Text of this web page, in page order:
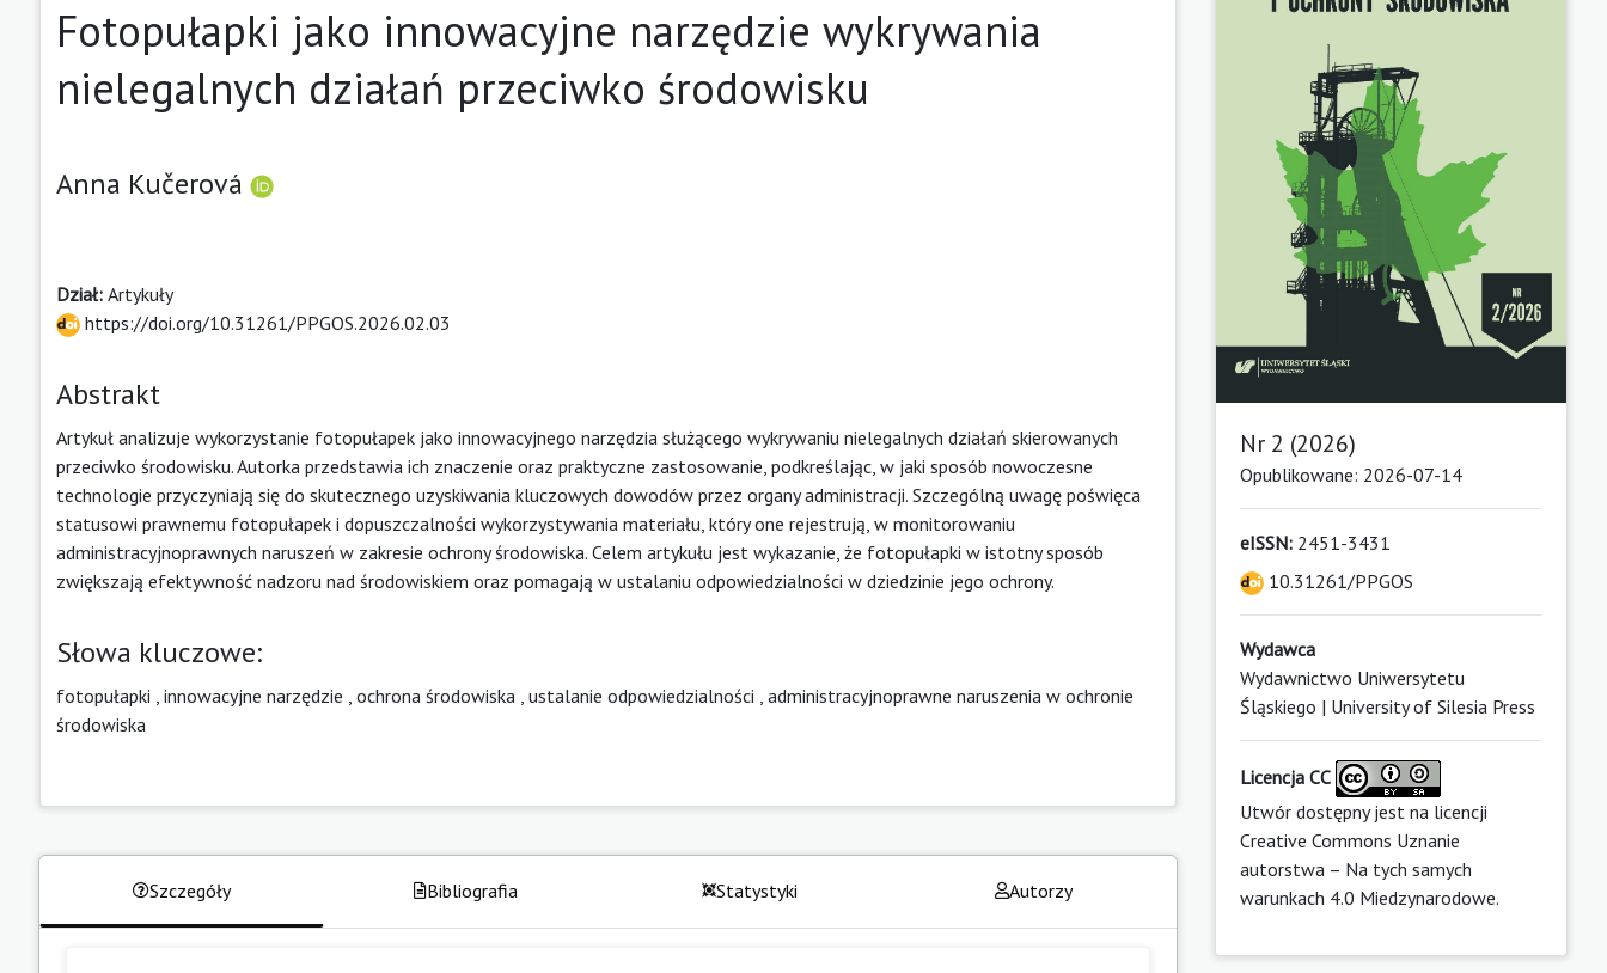
Fotopułapki jako innowacyjne narzędzie wykrywania
nielegalnych działań przeciwko środowisku
Anna Kučerová
Dział: Artykuły
https://doi.org/10.31261/PPGOS.2026.02.03
Abstrakt
Artykuł analizuje wykorzystanie fotopułapek jako innowacyjnego narzędzia służącego wykrywaniu nielegalnych działań skierowanych
przeciwko środowisku. Autorka przedstawia ich znaczenie oraz praktyczne zastosowanie, podkreślając, w jaki sposób nowoczesne
technologie przyczyniają się do skutecznego uzyskiwania kluczowych dowodów przez organy administracji. Szczególną uwagę poświęca
statusowi prawnemu fotopułapek i dopuszczalności wykorzystywania materiału, który one rejestrują, w monitorowaniu
administracyjnoprawnych naruszeń w zakresie ochrony środowiska. Celem artykułu jest wykazanie, że fotopułapki w istotny sposób
zwiększają efektywność nadzoru nad środowiskiem oraz pomagają w ustalaniu odpowiedzialności w dziedzinie jego ochrony.
Słowa kluczowe:
fotopułapki innowacyjne narzędzie ochrona środowiska ustalanie odpowiedzialności administracyjnoprawne naruszenia w ochronie
środowiska
Szczegóły Bibliografia Statystyki Autorzy
Nr 2 (2026)
Opublikowane: 2026-07-14
eISSN:2451-3431
10.31261/PPGOS
Wydawca
Wydawnictwo Uniwersytetu
Śląskiego | University of Silesia Press
Licencja CC
Utwór dostępny jest na licencji
Creative Commons Uznanie
autorstwa – Na tych samych
warunkach 4.0 Miedzynarodowe.